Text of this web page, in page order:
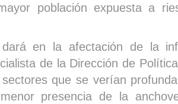
población expuesta a
en la afectación de la
de la Dirección de
que se verían
presencia de la